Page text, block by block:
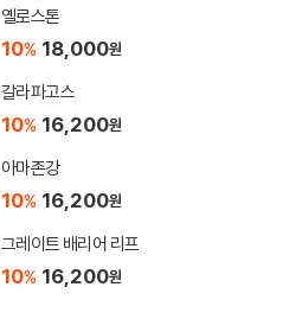
옐로스톤
10% 18,000원
갈라파고스
10% 16,200원
아마존강
10% 16,200원
그레이트 배리어 리프
10% 16,200원